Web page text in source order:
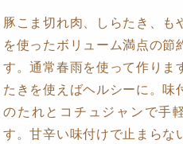
豚こま切れ肉、しらたき、も
を使ったボリューム満点の節
す。通常春雨を使って作りま
たきを使えばヘルシーに。味
のたれとコチュジャンで手
す。甘辛い味付けで止まらな